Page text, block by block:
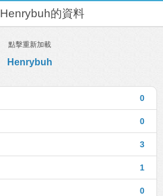
Henrybuh的資料
點擊重新加載
Henrybuh
0
0
3
1
0